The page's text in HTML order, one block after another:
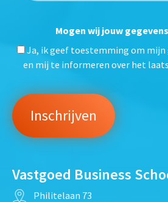
Mogen wij jouw
Ja, ik geef toestemming om mijn
en mij te informeren over het
Vastgoed Business
Philitelaan 73